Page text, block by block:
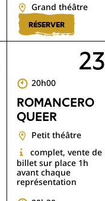
Grand théâtre
RÉSERVER
23
20h00
ROMANCERO
QUEER
Petit théâtre
complet, vente de
billet sur place 1h
avant chaque
représentation